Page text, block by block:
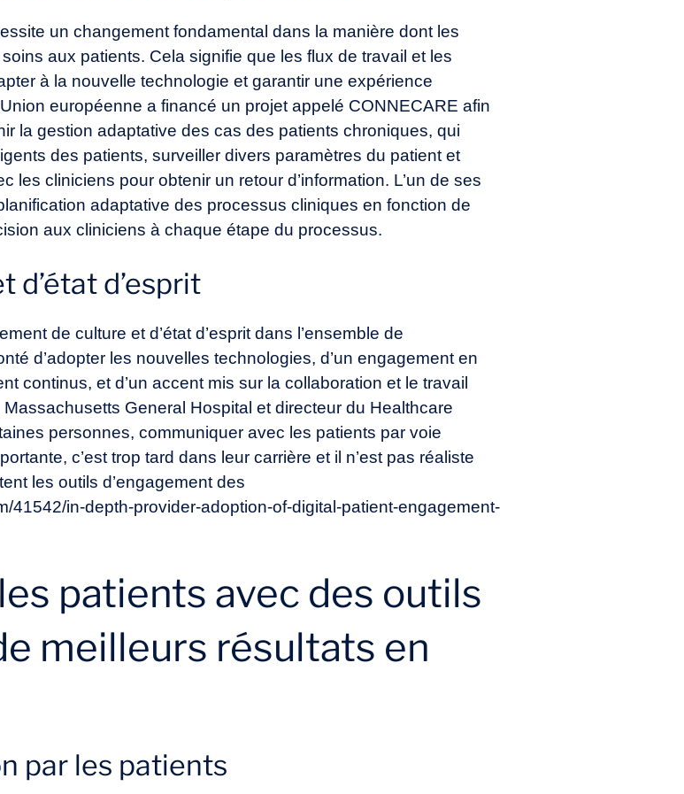
un changement fondamental dans la manière dont les
aux patients. Cela signifie que les flux de travail et les
à la nouvelle technologie et garantir une expérience
européenne a financé un projet appelé CONNECARE afin
la gestion adaptative des cas des patients chroniques, qui
des patients, surveiller divers paramètres du patient et
les cliniciens pour obtenir un retour d’information. L’un de ses
adaptative des processus cliniques en fonction de
aux cliniciens à chaque étape du processus.
d’esprit
de culture et d’état d’esprit dans l’ensemble de
d’adopter les nouvelles technologies, d’un engagement en
continus, et d’un accent mis sur la collaboration et le travail
General Hospital et directeur du Healthcare
personnes, communiquer avec les patients par voie
c’est trop tard dans leur carrière et il n’est pas réaliste
les outils d’engagement des
41542/in-depth-provider-adoption-of-digital-patient-engagement-
patients avec des outils
meilleurs résultats en
par les patients